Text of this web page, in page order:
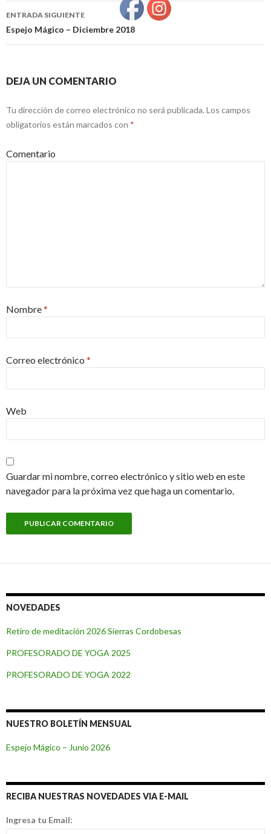
ENTRADA SIGUIENTE
Espejo Mágico – Diciembre 2018
DEJA UN COMENTARIO
Tu dirección de correo electrónico no será publicada. Los campos
obligatorios están marcados con *
Comentario
Nombre*
Correo electrónico *
Web
Guardar mi nombre, correo electrónico y sitio web en este
navegador para la próxima vez que haga un comentario.
NOVEDADES
Retiro de meditación 2026 Sierras Cordobesas
PROFESORADO DE YOGA 2025
PROFESORADO DE YOGA 2022
NUESTRO BOLETÍN MENSUAL
Espejo Mágico – Junio 2026
RECIBA NUESTRAS NOVEDADES VIA E-MAIL
Ingresa tu Email: